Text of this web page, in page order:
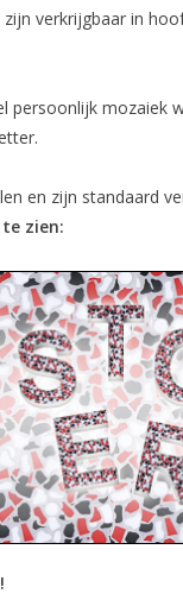
verkrijgbaar in
en zijn standaard
zien: